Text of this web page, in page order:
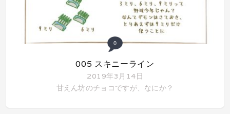
0
005 スキニーライン
2019年3月14日
甘えん坊のチョコですが、なにか？